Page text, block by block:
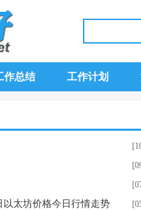
作总结 工作计划
以太坊价格今日行情走势